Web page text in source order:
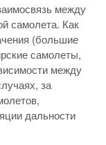
между
самолета. Как
(большие
самолеты,
между
за
дальности